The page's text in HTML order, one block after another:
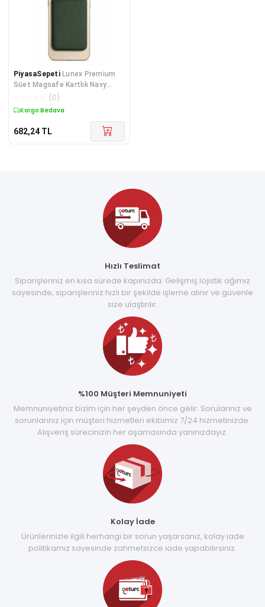
PiyasaSepeti Lunex Premium
Süet Magsafe Kartlık Navy
Eclipse iPhone 11 Pro Max
(0)
Kargo Bedava
682,24 TL
Hızlı Teslimat
Siparişleriniz en kısa sürede kapınızda. Gelişmiş lojistik ağımız
sayesinde, siparişleriniz hızlı bir şekilde işleme alınır ve güvenle
size ulaştırılır.
%100 Müşteri Memnuniyeti
Memnuniyetiniz bizim için her şeyden önce gelir. Sorularınız ve
sorunlarınız için müşteri hizmetleri ekibimiz 7/24 hizmetinizde.
Alışveriş sürecinizin her aşamasında yanınızdayız.
Kolay İade
Ürünlerinizle ilgili herhangi bir sorun yaşarsanız, kolay iade
politikamız sayesinde zahmetsizce iade yapabilirsiniz.